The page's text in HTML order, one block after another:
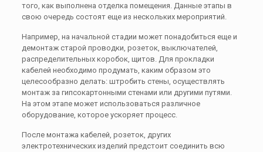
того, как выполнена отделка помещения. Данные этапы в
свою очередь состоят еще из нескольких мероприятий.
Например, на начальной стадии может понадобиться еще и
демонтаж старой проводки, розеток, выключателей,
распределительных коробок, щитов. Для прокладки
кабелей необходимо продумать, каким образом это
целесообразно делать: штробить стены, осуществлять
монтаж за гипсокартонными стенами или другими путями.
На этом этапе может использоваться различное
оборудование, которое ускоряет процесс.
После монтажа кабелей, розеток, других
электротехнических изделий предстоит соединить всю